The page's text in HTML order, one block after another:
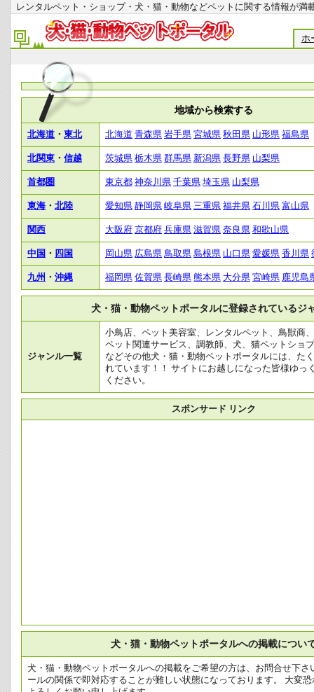
レンタルペット・ショップ・犬・猫・動物などペットに関する情報
ホ
地域から検索する
北海道 ・ 東北 北海道 青森県 岩手県 宮城県 秋田県 山形県 福島県
北関東 ・ 信越 茨城県 栃木県 群馬県 新潟県 長野県 山梨県
首都圏 東京都 神奈川県 千葉県 埼玉県 山梨県
東海 ・ 北陸 愛知県 静岡県 岐阜県 三重県 福井県 石川県 富山県
関西 大阪府 京都府 兵庫県 滋賀県 奈良県 和歌山県
中国 ・ 四国 岡山県 広島県 鳥取県 島根県 山口県 愛媛県 香川県
九州 ・ 沖縄 福岡県 佐賀県 長崎県 熊本県 大分県 宮崎県 鹿児島
犬・猫・動物ペットポータルに登録されているジ
ジャンル一覧
小鳥店、ペット美容室、レンタルペット、鳥獣商
ペット関連サービス、調教師、犬、猫ペットショ
などその他犬・猫・動物ペットポータルには、た
れています！！ サイトにお越しになった皆様ゆっ
ください。
スポンサード リンク
犬・猫・動物ペットポータルへの掲載につい
犬・猫・動物ペットポータルへの掲載をご希望の方は、お問合せ下さ
ールの関係で即対応することが難しい状態になっております。 大変